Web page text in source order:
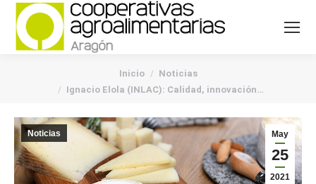
Inicio
Noticias
Ignacio Elola (INLAC): Calidad, innovación…
May
25
2021
Noticias